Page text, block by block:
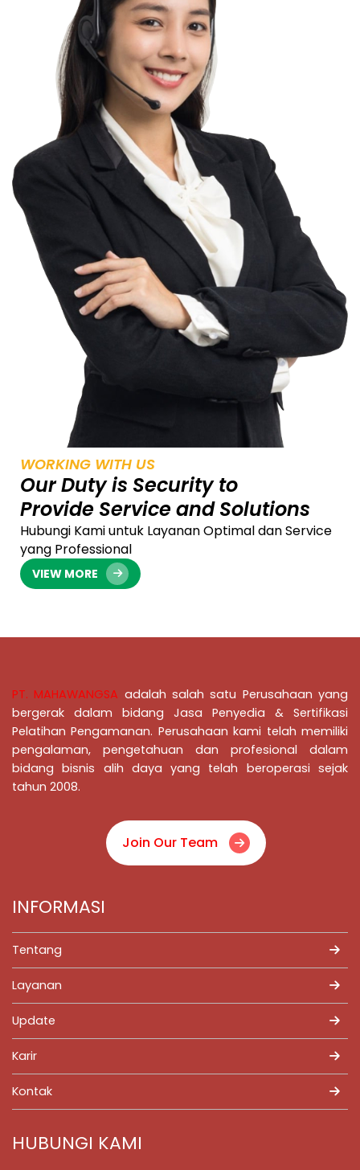
WORKING WITH US
Our Duty is Security to
Provide Service and Solutions
Hubungi Kami untuk Layanan Optimal dan Service
yang Professional
VIEW MORE
PT. MAHAWANGSA adalah salah satu Perusahaan yang
bergerak dalam bidang Jasa Penyedia & Sertifikasi
Pelatihan Pengamanan. Perusahaan kami telah memiliki
pengalaman, pengetahuan dan profesional dalam
bidang bisnis alih daya yang telah beroperasi sejak
tahun 2008.
Join Our Team
INFORMASI
Tentang
Layanan
Update
Karir
Kontak
HUBUNGI KAMI